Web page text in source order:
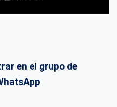
en el grupo de